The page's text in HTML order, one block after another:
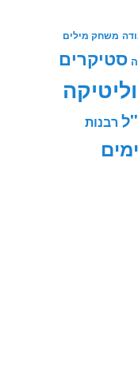
משחק מילים
סטיקרים
רבנות